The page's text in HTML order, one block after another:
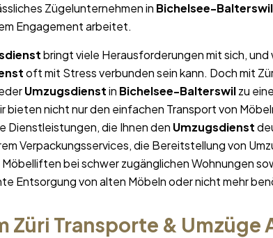
Zügelunternehmen in Bichelsee-Balterswil
Engagement arbeitet.
bringt viele Herausforderungen mit sich, und
oft mit Stress verbunden sein kann. Doch mit
Umzugsdienstin Bichelsee-Balterswilzu
bieten nicht nur den einfachen Transport von
Dienstleistungen, die Ihnen den Umzugsdienst
Verpackungsservices, die Bereitstellung von
Möbelliften bei schwer zugänglichen Wohnungen
Entsorgung von alten Möbeln oder nicht mehr
Züri Transporte & Umzüge